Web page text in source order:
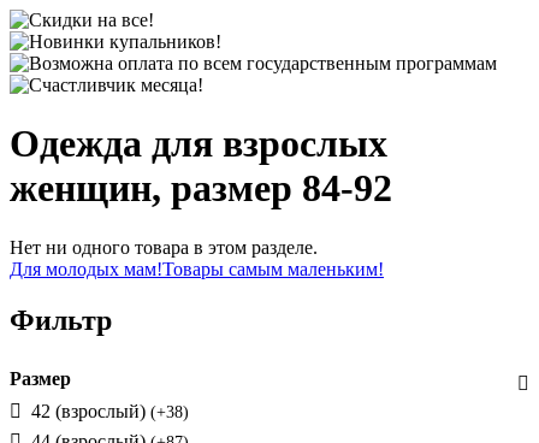
Одежда для взрослых
женщин, размер 84-92
Нет ни одного товара в этом разделе.
Для молодых мам!Товары самым маленьким!
Фильтр
Размер
42 (взрослый) (+38)